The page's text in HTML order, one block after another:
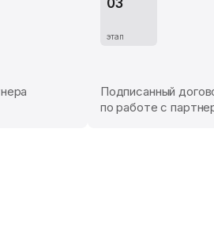
Подписанный
по работе с